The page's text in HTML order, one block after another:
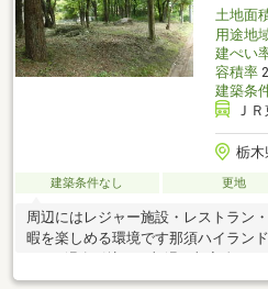
土地面
用途地
建ぺい
容積率
建築条
Ｊ
栃木
建築条件なし 更地
周辺にはレジャー施設・レストラン
暇を楽しめる環境です那須ハイラン
4.2km温泉引込可（加温）加入金209
要